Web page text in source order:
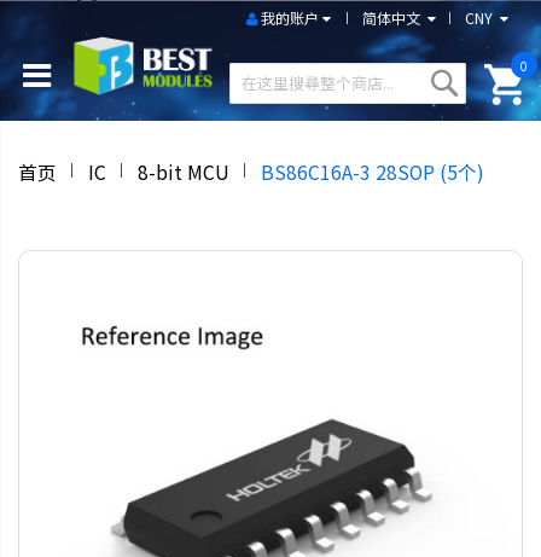
CNY
简体中文
我的账户
0
首页 IC 8-bit MCU BS86C16A-3 28SOP (5个)